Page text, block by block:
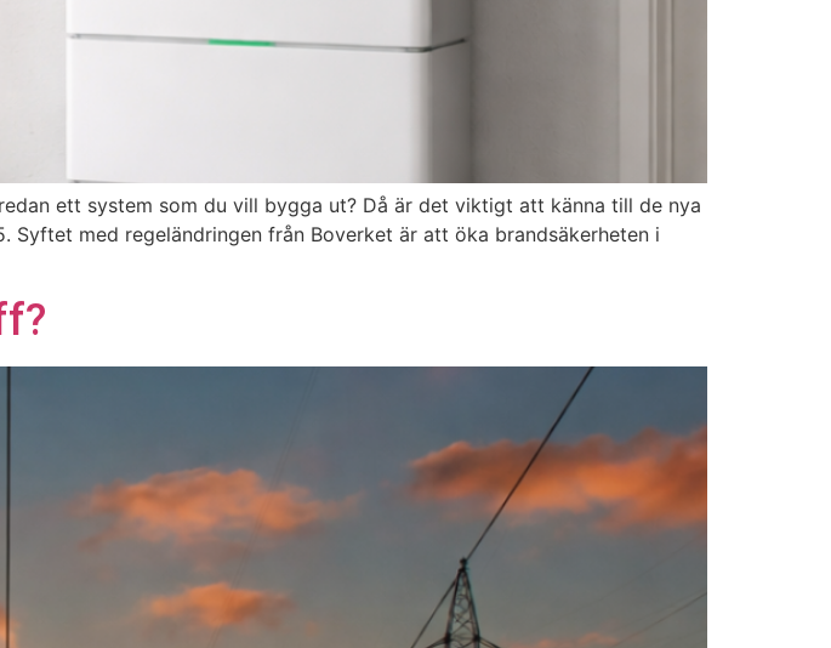
ett system som du vill bygga ut? Då är det viktigt att känna till de nya
med regeländringen från Boverket är att öka brandsäkerheten i